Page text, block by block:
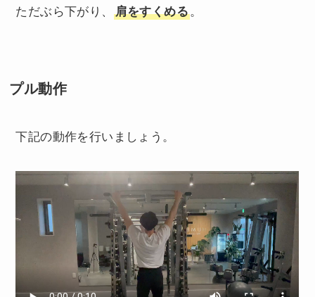
ただぶら下がり、 肩をすくめる 。
プル動作
下記の動作を行いましょう。